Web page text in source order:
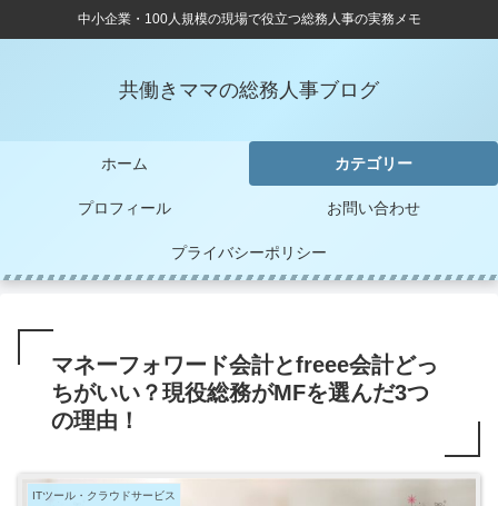
中小企業・100人規模の現場で役立つ総務人事の実務メモ
共働きママの総務人事ブログ
ホーム カテゴリー
プロフィール お問い合わせ
プライバシーポリシー
マネーフォワード会計とfreee会計どっ
ちがいい？現役総務がMFを選んだ3つ
の理由！
ITツール・クラウドサービス